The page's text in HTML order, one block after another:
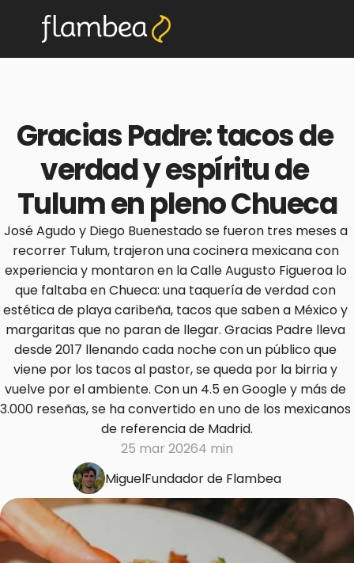
Gracias Padre: tacos de
verdad y espíritu de
Tulum en pleno Chueca
José Agudo y Diego Buenestado se fueron tres meses a
recorrer Tulum, trajeron una cocinera mexicana con
experiencia y montaron en la Calle Augusto Figueroa lo
que faltaba en Chueca: una taquería de verdad con
estética de playa caribeña, tacos que saben a México y
margaritas que no paran de llegar. Gracias Padre lleva
desde 2017 llenando cada noche con un público que
viene por los tacos al pastor, se queda por la birria y
vuelve por el ambiente. Con un 4.5 en Google y más de
3.000 reseñas, se ha convertido en uno de los mexicanos
de referencia de Madrid.
25 mar 20264 min
MiguelFundador de Flambea